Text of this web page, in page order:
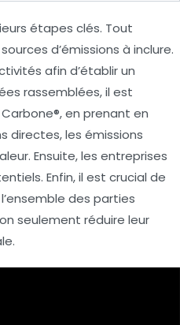
étapes clés. Tout
d’émissions à inclure.
afin d’établir un
rassemblées, il est
en prenant en
directes, les émissions
Ensuite, les entreprises
Enfin, il est crucial de
des parties
seulement réduire leur